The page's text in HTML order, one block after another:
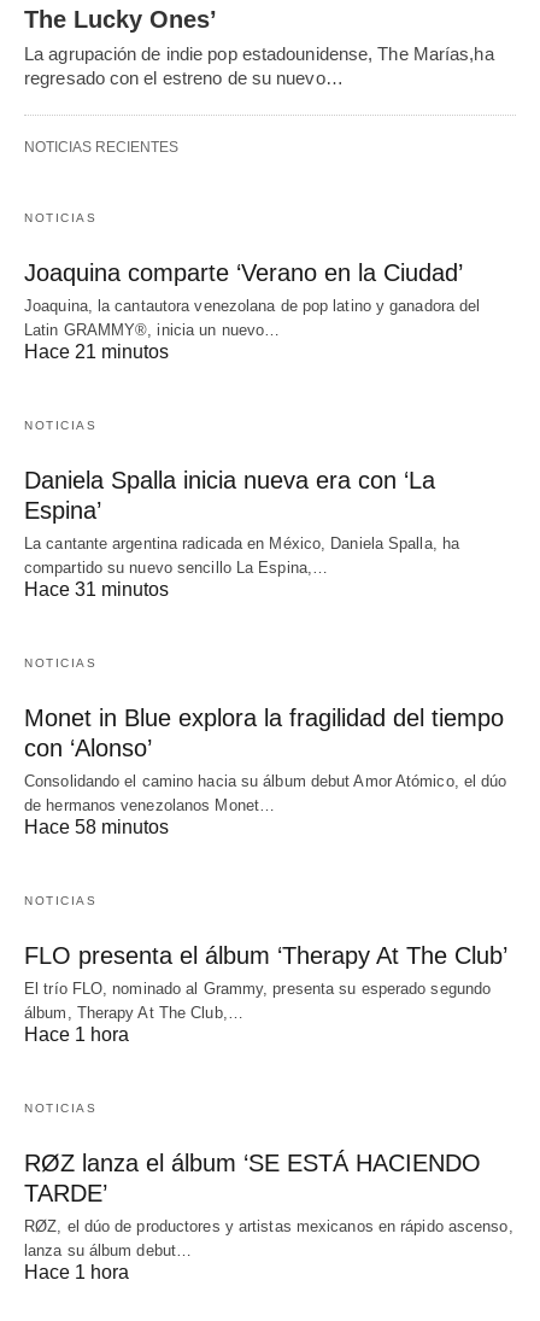
The Lucky Ones’
La agrupación de indie pop estadounidense, The Marías,ha
regresado con el estreno de su nuevo…
NOTICIAS RECIENTES
NOTICIAS
Joaquina comparte ‘Verano en la Ciudad’
Joaquina, la cantautora venezolana de pop latino y ganadora del
Latin GRAMMY®, inicia un nuevo…
Hace 21 minutos
NOTICIAS
Daniela Spalla inicia nueva era con ‘La
Espina’
La cantante argentina radicada en México, Daniela Spalla, ha
compartido su nuevo sencillo La Espina,…
Hace 31 minutos
NOTICIAS
Monet in Blue explora la fragilidad del tiempo
con ‘Alonso’
Consolidando el camino hacia su álbum debut Amor Atómico, el dúo
de hermanos venezolanos Monet…
Hace 58 minutos
NOTICIAS
FLO presenta el álbum ‘Therapy At The Club’
El trío FLO, nominado al Grammy, presenta su esperado segundo
álbum, Therapy At The Club,…
Hace 1 hora
NOTICIAS
RØZ lanza el álbum ‘SE ESTÁ HACIENDO
TARDE’
RØZ, el dúo de productores y artistas mexicanos en rápido ascenso,
lanza su álbum debut…
Hace 1 hora